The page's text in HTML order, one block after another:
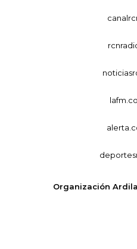
Organización